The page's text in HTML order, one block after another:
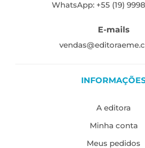
WhatsApp: +55 (19)
E-mails
A editora
Minha conta
Meus pedidos